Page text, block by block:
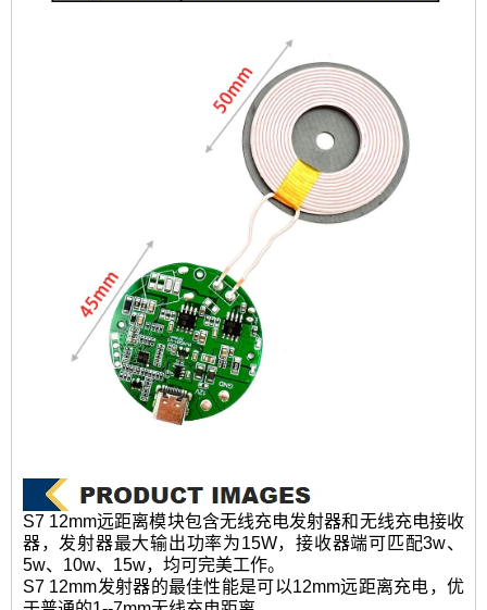
S7 12mm远距离模块包含无线充电发射器和无线充电接收
器，发射器最大输出功率为15W，接收器端可匹配3w、
5w、10w、15w，均可完美工作。
S7 12mm发射器的最佳性能是可以12mm远距离充电，优